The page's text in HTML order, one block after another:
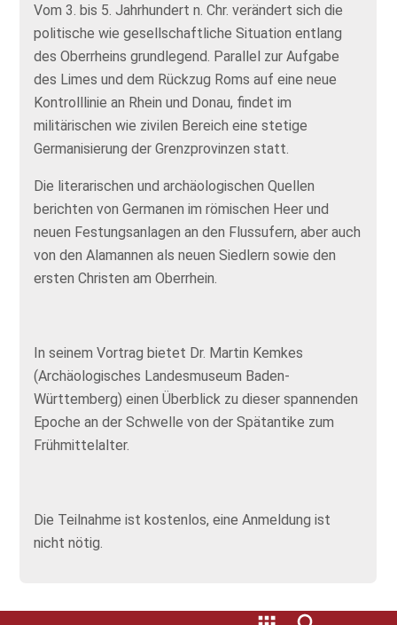
Vom 3. bis 5. Jahrhundert n. Chr. verändert sich die
politische wie gesellschaftliche Situation entlang
des Oberrheins grundlegend. Parallel zur Aufgabe
des Limes und dem Rückzug Roms auf eine neue
Kontrolllinie an Rhein und Donau, findet im
militärischen wie zivilen Bereich eine stetige
Germanisierung der Grenzprovinzen statt.
Die literarischen und archäologischen Quellen
berichten von Germanen im römischen Heer und
neuen Festungsanlagen an den Flussufern, aber auch
von den Alamannen als neuen Siedlern sowie den
ersten Christen am Oberrhein.
In seinem Vortrag bietet Dr. Martin Kemkes
(Archäologisches Landesmuseum Baden-
Württemberg) einen Überblick zu dieser spannenden
Epoche an der Schwelle von der Spätantike zum
Frühmittelalter.
Die Teilnahme ist kostenlos, eine Anmeldung ist
nicht nötig.